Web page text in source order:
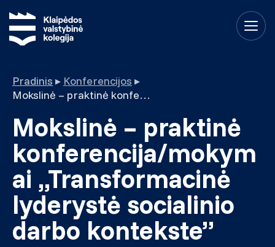
Pradinis ▸ Konferencijos ▸
Mokslinė – praktinė konferencija/mokymai „Transformacinė lyderystė socialinio darbo kontekste”
Mokslinė – praktinė
konferencija/mokym
ai „Transformacinė
lyderystė socialinio
darbo kontekste”